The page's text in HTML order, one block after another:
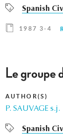
Spanish
1987 3-4
Le groupe
AUTHOR(S)
P. SAUVAGE s.j.
Spanish